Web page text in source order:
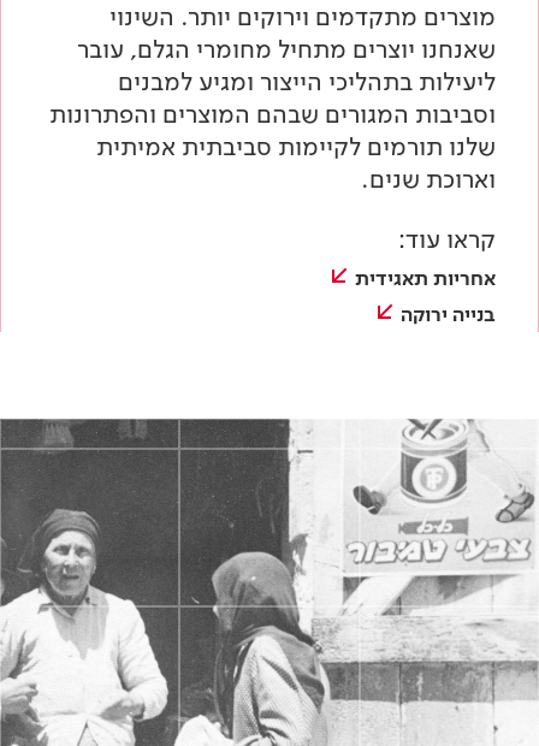
מוצרים מתקדמים וירוקים יותר. השינוי
שאנחנו יוצרים מתחיל מחומרי הגלם, עובר
ליעילות בתהליכי הייצור ומגיע למבנים
וסביבות המגורים שבהם המוצרים והפתרונות
שלנו תורמים לקיימות סביבתית אמיתית
וארוכת שנים.
קראו עוד:
אחריות תאגידית
בנייה ירוקה